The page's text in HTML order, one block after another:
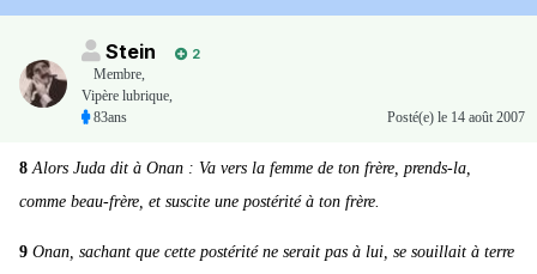
Stein
2
Membre,
Vipère lubrique,
83ans
Posté(e) le 14 août 2007
8 Alors Juda dit à Onan : Va vers la femme de ton frère, prends-la,
comme beau-frère, et suscite une postérité à ton frère.
9 Onan, sachant que cette postérité ne serait pas à lui, se souillait à terre